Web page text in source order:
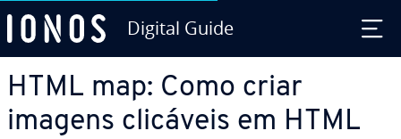
Digital Guide
HTML map: Como criar
imagens clicáveis em HTML